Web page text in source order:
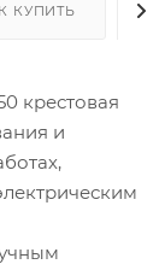
КУПИТЬ
крестовая
и